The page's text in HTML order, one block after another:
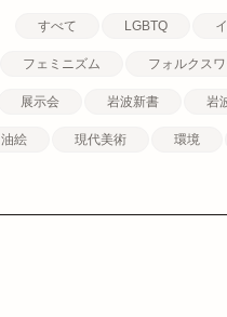
すべて LGBTQ
フェミニズム フォルクス
展示会 岩波新書 岩
油絵 現代美術 環境